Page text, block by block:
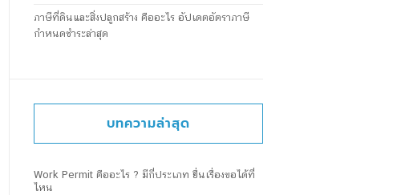
ภาษีที่ดินและสิ่งปลูกสร้าง คืออะไร อัปเดตอัตราภาษี
กำหนดชำระล่าสุด
บทความล่าสุด
Work Permit คืออะไร ? มีกี่ประเภท ยื่นเรื่องขอได้ที่
ไหน